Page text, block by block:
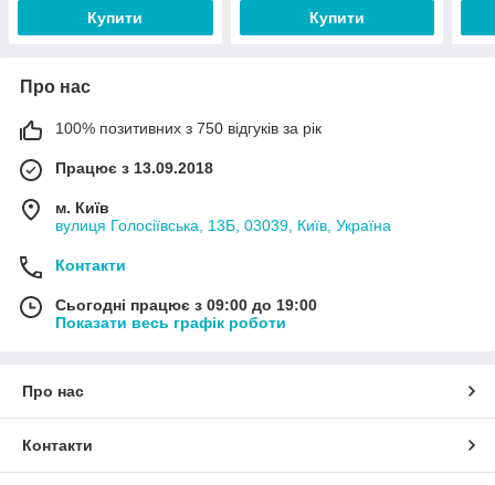
Купити Купити
Про нас
100% позитивних з 750 відгуків за рік
Працює з 13.09.2018
м. Київ
вулиця Голосіївська, 13Б, 03039, Київ, Україна
Контакти
Сьогодні працює з 09:00 до 19:00
Показати весь графік роботи
Про нас
Контакти